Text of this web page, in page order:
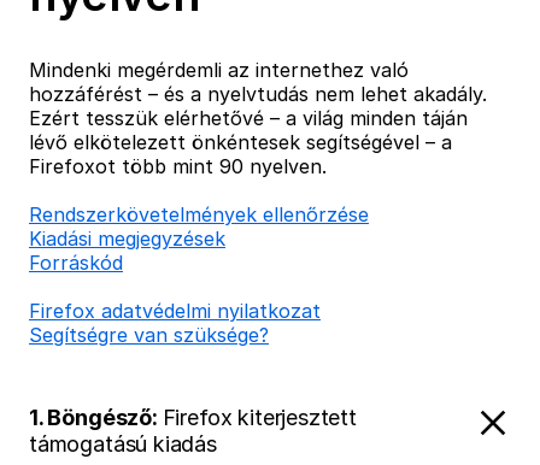
Mindenki megérdemli az internethez való
hozzáférést – és a nyelvtudás nem lehet akadály.
Ezért tesszük elérhetővé – a világ minden táján
lévő elkötelezett önkéntesek segítségével – a
Firefoxot több mint 90 nyelven.
Rendszerkövetelmények ellenőrzése
Kiadási megjegyzések
Forráskód
Firefox adatvédelmi nyilatkozat
Segítségre van szüksége?
1. Böngésző: Firefox kiterjesztett
támogatású kiadás